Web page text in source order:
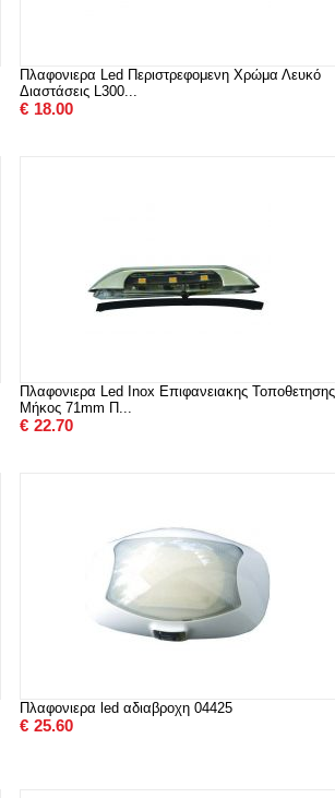
Πλαφονιερα Led Περιστρεφομενη Χρώμα Λευκό
Διαστάσεις L300...
€ 18.00
Πλαφονιερα Led Inox Επιφανειακης Τοποθετησης
Μήκος 71mm Π...
€ 22.70
Πλαφονιερα led αδιαβροχη 04425
€ 25.60